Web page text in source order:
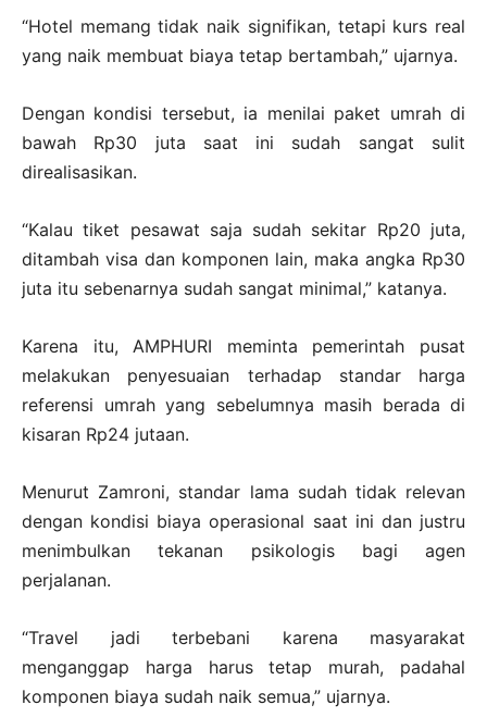
“Hotel memang tidak naik signifikan, tetapi kurs real
yang naik membuat biaya tetap bertambah,” ujarnya.
Dengan kondisi tersebut, ia menilai paket umrah di
bawah Rp30 juta saat ini sudah sangat sulit
direalisasikan.
“Kalau tiket pesawat saja sudah sekitar Rp20 juta,
ditambah visa dan komponen lain, maka angka Rp30
juta itu sebenarnya sudah sangat minimal,” katanya.
Karena itu, AMPHURI meminta pemerintah pusat
melakukan penyesuaian terhadap standar harga
referensi umrah yang sebelumnya masih berada di
kisaran Rp24 jutaan.
Menurut Zamroni, standar lama sudah tidak relevan
dengan kondisi biaya operasional saat ini dan justru
menimbulkan tekanan psikologis bagi agen
perjalanan.
“Travel jadi terbebani karena masyarakat
menganggap harga harus tetap murah, padahal
komponen biaya sudah naik semua,” ujarnya.